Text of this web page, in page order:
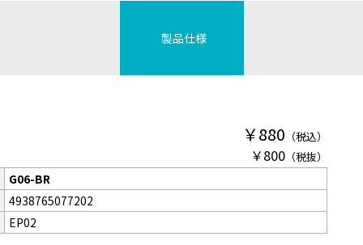
製品仕様
￥880 （税込）
￥800 （税抜）
G06-BR
4938765077202
EP02